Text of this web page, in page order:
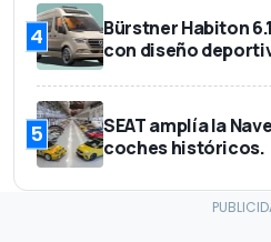
4
Bürstner Habiton
con diseño
5
SEAT amplía la
coches históricos.